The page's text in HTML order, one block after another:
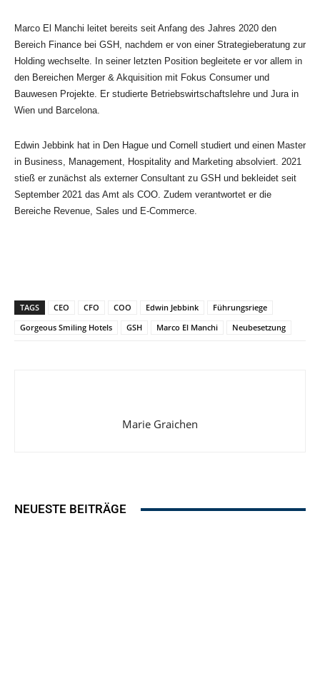
Marco El Manchi leitet bereits seit Anfang des Jahres 2020 den
Bereich Finance bei GSH, nachdem er von einer Strategieberatung zur
Holding wechselte. In seiner letzten Position begleitete er vor allem in
den Bereichen Merger & Akquisition mit Fokus Consumer und
Bauwesen Projekte. Er studierte Betriebswirtschaftslehre und Jura in
Wien und Barcelona.
Edwin Jebbink hat in Den Hague und Cornell studiert und einen Master
in Business, Management, Hospitality and Marketing absolviert. 2021
stieß er zunächst als externer Consultant zu GSH und bekleidet seit
September 2021 das Amt als COO. Zudem verantwortet er die
Bereiche Revenue, Sales und E-Commerce.
TAGS CEO CFO COO Edwin Jebbink
Führungsriege
Gorgeous Smiling Hotels
GSH Marco El Manchi Neubesetzung
Marie Graichen
NEUESTE BEITRÄGE